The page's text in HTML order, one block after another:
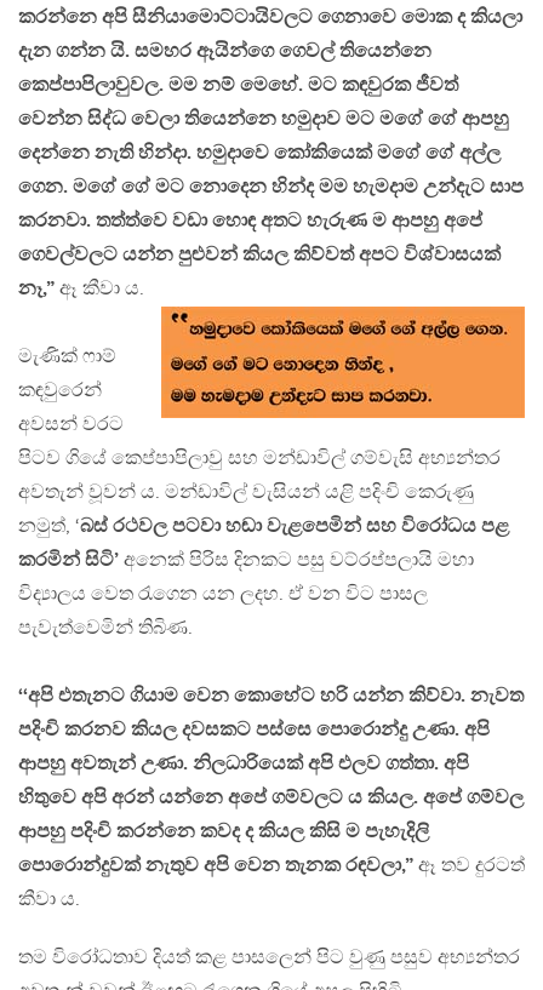
කරන්නෙ අපි සීනියාමොට්ටායිවලට ගෙනාවෙ මොක ද කියලා
දැන ගන්න යි. සමහර ඈයින්ගෙ ගෙවල් තියෙන්නෙ
කෙප්පාපිලාවුවල. මම නම් මෙහේ. මට කඳවුරක ජීවත්
වෙන්න සිද්ධ වෙලා තියෙන්නෙ හමුදාව මට මගේ ගේ ආපහු
දෙන්නෙ නැති හින්දා. හමුදාවෙ කෝකියෙක් මගේ ගේ අල්ල
ගෙන. මගේ ගේ මට නොදෙන හින්ද මම හැමදාම උන්දැට සාප
කරනවා. තත්ත්වෙ වඩා හොඳ අතට හැරුණ ම ආපහු අපේ
ගෙවල්වලට යන්න පුළුවන් කියල කිව්වත් අපට විශ්වාසයක්
නෑ,” ඈ කීවා ය.
මැණික් ෆාම්
කඳවුරෙන්
අවසන් වරට
පිටව ගියේ කෙප්පාපිලාවු සහ මන්ඩාවිල් ගම්වැසි අභ්‍යන්තර
අවතැන් වූවන් ය. මන්ඩාවිල් වැසියන් යළි පදිංචි කෙරුණු
නමුත්, ‘බස් රථවල පටවා හඬා වැළපෙමින් සහ විරෝධය පළ
කරමින් සිටි’ අනෙක් පිරිස දිනකට පසු වට්රප්පලායි මහා
විද්‍යාලය වෙත රැගෙන යන ලදහ. ඒ වන විට පාසල
පැවැත්වෙමින් තිබිණ.
‘‘අපි එතැනට ගියාම වෙන කොහේට හරි යන්න කිව්වා. නැවත
පදිංචි කරනව කියල දවසකට පස්සෙ පොරොන්දු උණා. අපි
ආපහු අවතැන් උණා. නිලධාරියෙක් අපි එලව ගත්තා. අපි
හිතුවෙ අපි අරන් යන්නෙ අපේ ගම්වලට ය කියල. අපේ ගම්වල
ආපහු පදිංචි කරන්නෙ කවද ද කියල කිසි ම පැහැදිලි
පොරොන්දුවක් නැතුව අපි වෙන තැනක රඳවලා,” ඈ තව දුරටත්
කීවා ය.
තම විරෝධතාව දියත් කළ පාසලෙන් පිට වුණු පසුව අභ්‍යන්තර